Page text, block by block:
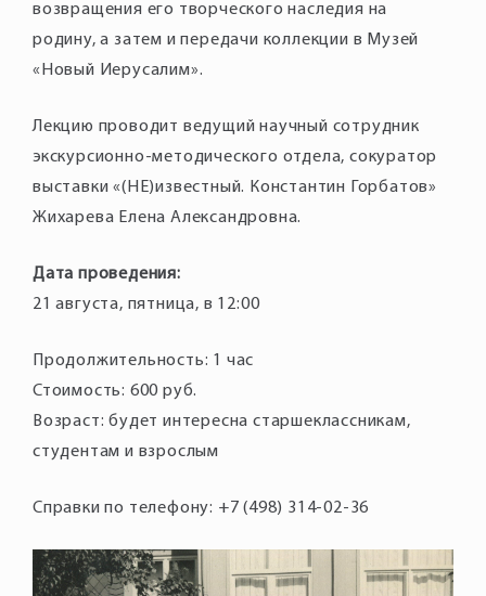
возвращения его творческого наследия на
родину, а затем и передачи коллекции в Музей
Лекцию проводит ведущий научный сотрудник
экскурсионно-методического отдела, сокуратор
выставки «(НЕ)известный. Константин Горбатов»
Жихарева Елена Александровна.
Дата проведения:
21 августа, пятница, в 12:00
Продолжительность: 1 час
Стоимость: 600 руб.
Возраст: будет интересна старшеклассникам,
студентам и взрослым
Справки по телефону: +7 (498) 314-02-36